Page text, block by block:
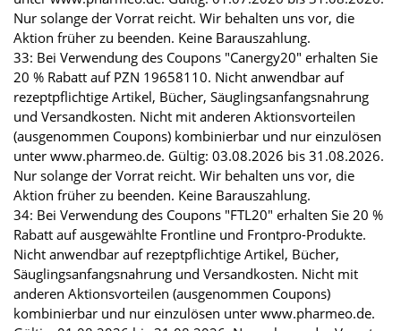
Nur solange der Vorrat reicht. Wir behalten uns vor, die
Aktion früher zu beenden. Keine Barauszahlung.
33: Bei Verwendung des Coupons "Canergy20" erhalten Sie
20 % Rabatt auf PZN 19658110. Nicht anwendbar auf
rezeptpflichtige Artikel, Bücher, Säuglingsanfangsnahrung
und Versandkosten. Nicht mit anderen Aktionsvorteilen
(ausgenommen Coupons) kombinierbar und nur einzulösen
unter www.pharmeo.de. Gültig: 03.08.2026 bis 31.08.2026.
Nur solange der Vorrat reicht. Wir behalten uns vor, die
Aktion früher zu beenden. Keine Barauszahlung.
34: Bei Verwendung des Coupons "FTL20" erhalten Sie 20 %
Rabatt auf ausgewählte Frontline und Frontpro-Produkte.
Nicht anwendbar auf rezeptpflichtige Artikel, Bücher,
Säuglingsanfangsnahrung und Versandkosten. Nicht mit
anderen Aktionsvorteilen (ausgenommen Coupons)
kombinierbar und nur einzulösen unter www.pharmeo.de.